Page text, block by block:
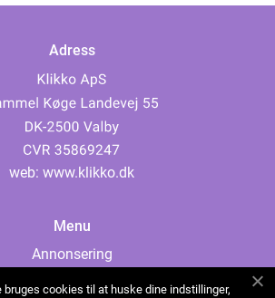
Adress
web: www.klikko.dk
Menu
Annonsering
bruges cookies til at huske dine indstillinger,